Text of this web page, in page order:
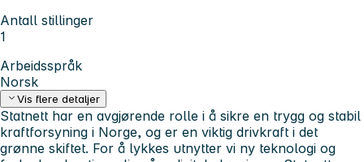
Antall stillinger
1
Arbeidsspråk
Norsk
Vis flere detaljer
Statnett har en avgjørende rolle i å sikre en trygg og stabil
kraftforsyning i Norge, og er en viktig drivkraft i det
grønne skiftet. For å lykkes utnytter vi ny teknologi og